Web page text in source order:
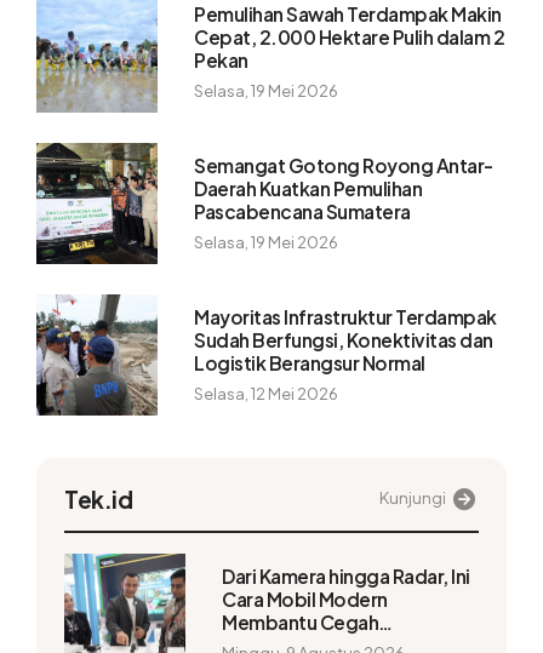
Pemulihan Sawah Terdampak Makin
Cepat, 2.000 Hektare Pulih dalam 2
Pekan
Selasa, 19 Mei 2026
Semangat Gotong Royong Antar-
Daerah Kuatkan Pemulihan
Pascabencana Sumatera
Selasa, 19 Mei 2026
Mayoritas Infrastruktur Terdampak
Sudah Berfungsi, Konektivitas dan
Logistik Berangsur Normal
Selasa, 12 Mei 2026
Tek.id Kunjungi
Dari Kamera hingga Radar, Ini
Cara Mobil Modern
Membantu Cegah
Kecelakaan